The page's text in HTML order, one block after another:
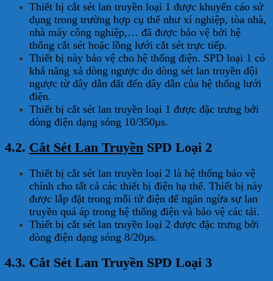
Thiết bị cắt sét lan truyền loại 1 được khuyến cáo sử
dụng trong trường hợp cụ thể như xí nghiệp, tòa nhà,
nhà máy công nghiệp,… đã được bảo vệ bởi hệ
thống cắt sét hoặc lồng lưới cắt sét trực tiếp.
Thiết bị này bảo vệ cho hệ thống điện. SPD loại 1 có
khả năng xả dòng ngược do dòng sét lan truyền dội
ngược từ dây dẫn đất đến dây dẫn của hệ thống lưới
điện.
Thiết bị cắt sét lan truyền loại 1 được đặc trưng bởi
dòng điện dạng sóng 10/350µs.
4.2. Cắt Sét Lan Truyền SPD Loại 2
Thiết bị cắt sét lan truyền loại 2 là hệ thống bảo vệ
chính cho tất cả các thiết bị điện hạ thế. Thiết bị này
được lắp đặt trong mỗi tử điện để ngăn ngừa sự lan
truyền quá áp trong hệ thống điện và bảo vệ các tải.
Thiết bị cắt sét lan truyền loại 2 được đặc trưng bởi
dòng điện dạng sóng 8/20µs.
4.3. Cắt Sét Lan Truyền SPD Loại 3